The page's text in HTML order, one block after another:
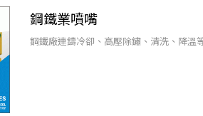
鋼鐵業噴嘴
鋼鐵廠連鑄冷卻、高壓除鏽、清洗、降溫